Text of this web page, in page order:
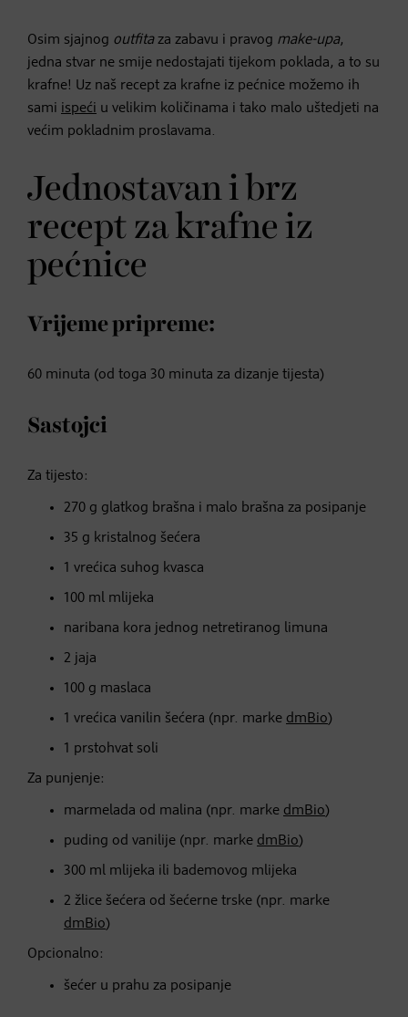
Osim sjajnog outfitaza zabavu i pravog make-upa,
jedna stvar ne smije nedostajati tijekom poklada, a to su
krafne! Uz naš recept za krafne iz pećnice možemo ih
sami ispeći u velikim količinama i tako malo uštedjeti na
većim pokladnim proslavama.
Jednostavan i brz
recept za krafne iz
pećnice
Vrijeme pripreme:
60 minuta (od toga 30 minuta za dizanje tijesta)
Sastojci
Za tijesto:
270 g glatkog brašna i malo brašna za posipanje
35 g kristalnog šećera
1 vrećica suhog kvasca
100 ml mlijeka
naribana kora jednog netretiranog limuna
2 jaja
100 g maslaca
1 vrećica vanilin šećera (npr. marke dmBio)
1 prstohvat soli
Za punjenje:
marmelada od malina (npr. marke dmBio)
puding od vanilije (npr. marke dmBio)
300 ml mlijeka ili bademovog mlijeka
2 žlice šećera od šećerne trske (npr. marke
dmBio)
Opcionalno:
šećer u prahu za posipanje